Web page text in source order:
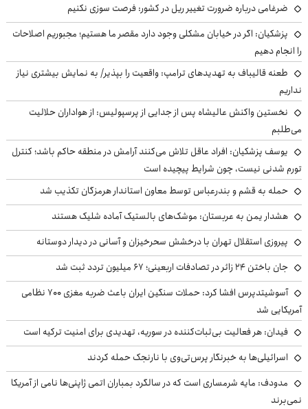
ضرغامی درباره ضرورت تغییر ریل در کشور: فرصت سوزی نکنیم
پزشکیان: اگر در خیابان مشکلی وجود دارد مقصر ما هستیم؛ مجبوریم اصلاحات
را انجام دهیم
طعنه قالیباف به تهدیدهای ترامپ: واقعیت را بپذیر/ به نمایش بیشتری نیاز
نداریم
نخستین واکنش عالیشاه پس از جدایی از پرسپولیس: از هواداران حلالیت
می‌طلبم
یوسف پزشکیان: افراد عاقل تلاش می‌کنند آرامش در منطقه حاکم باشد؛ کنترل
تورم شدنی نیست، چون شرایط پیچیده است
حمله به قشم و بندرعباس توسط معاون استاندار هرمزگان تکذیب شد
هشدار یمن به عربستان: موشک‌های بالستیک آماده شلیک هستند
پیروزی استقلال تهران با درخشش سحرخیزان و آسانی در دیدار دوستانه
جان باختن ۲۴ زائر در تصادفات اربعینی؛ ۶۷ میلیون تردد ثبت شد
آسوشیتدپرس افشا کرد: حملات سنگین ایران باعث ضربه مغزی ۷۰۰ نظامی
آمریکایی شد
فیدان: هر فعالیت بی‌ثبات‌کننده در سوریه، تهدیدی برای امنیت ترکیه است
اسرائیلی‌ها به خبرنگار پرس‌تی‌وی با نارنجک حمله کردند
مدودف: مایه شرمساری است که در سالگرد بمباران اتمی ژاپنی‌ها نامی از آمریکا
نمی‌برند